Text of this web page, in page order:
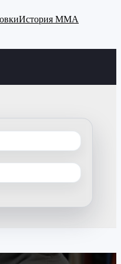
История ММА